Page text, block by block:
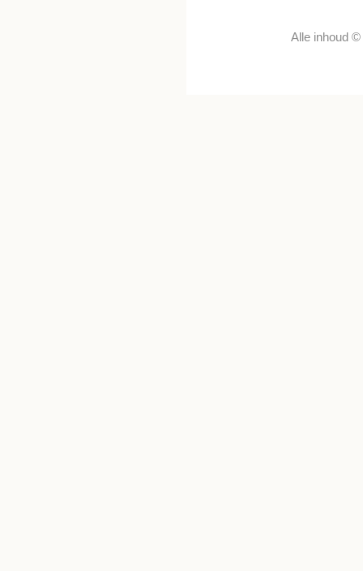
Alle inhoud